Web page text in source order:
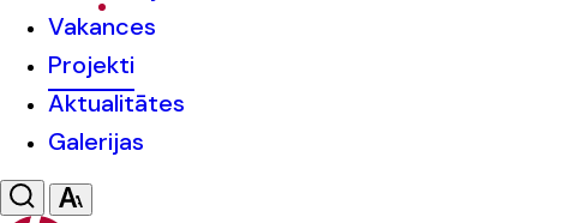
Vakances
Projekti
Aktualitātes
Galerijas